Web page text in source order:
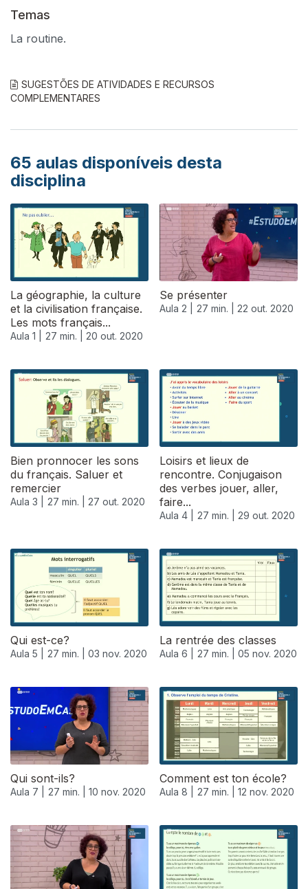
Temas
La routine.
SUGESTÕES DE ATIVIDADES E RECURSOS
COMPLEMENTARES
65 aulas disponíveis desta
disciplina
La géographie, la culture
et la civilisation française.
Les mots français...
Aula 1 | 27 min. | 20 out. 2020
Se présenter
Aula 2 | 27 min. | 22 out. 2020
Bien pronnocer les sons
du français. Saluer et
remercier
Aula 3 | 27 min. | 27 out. 2020
Loisirs et lieux de
rencontre. Conjugaison
des verbes jouer, aller,
faire...
Aula 4 | 27 min. | 29 out. 2020
Qui est-ce?
Aula 5 | 27 min. | 03 nov. 2020
La rentrée des classes
Aula 6 | 27 min. | 05 nov. 2020
Qui sont-ils?
Aula 7 | 27 min. | 10 nov. 2020
Comment est ton école?
Aula 8 | 27 min. | 12 nov. 2020